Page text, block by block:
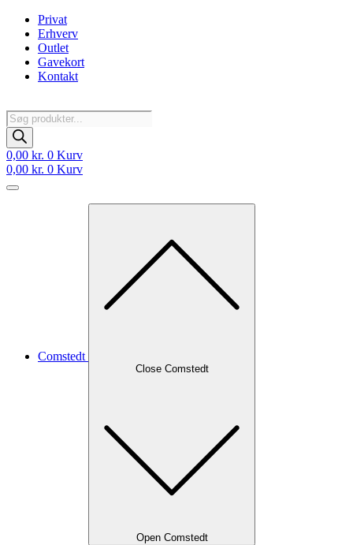
Videre
indhold
Privat
Erhverv
Outlet
Gavekort
Kontakt
Products
search
0,00 kr. 0 Kurv
0,00 kr. 0 Kurv
Comstedt
Close Comstedt
Open Comstedt